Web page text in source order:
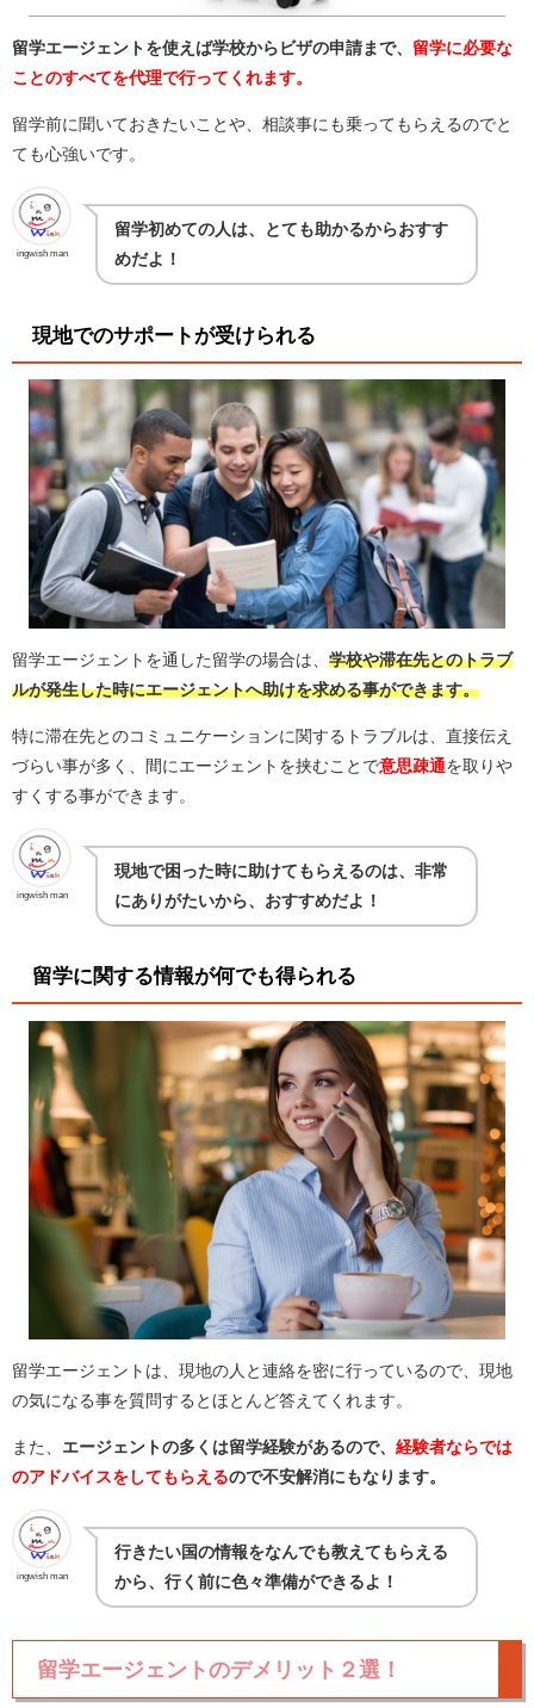
留学エージェントを使えば学校からビザの申請まで、 留学に必要な
ことのすべてを代理で行ってくれます。
留学前に聞いておきたいことや、相談事にも乗ってもらえるのでと
ても心強いです。
ingwish man
留学初めての人は、とても助かるからおすす
めだよ！
現地でのサポートが受けられる
留学エージェントを通した留学の場合は、 学校や滞在先とのトラブ
ルが発生した時にエージェントへ助けを求める事ができます。
特に滞在先とのコミュニケーションに関するトラブルは、直接伝え
づらい事が多く、間にエージェントを挟むことで意思疎通を取りや
すくする事ができます。
ingwish man
現地で困った時に助けてもらえるのは、非常
にありがたいから、おすすめだよ！
留学に関する情報が何でも得られる
留学エージェントは、現地の人と連絡を密に行っているので、現地
の気になる事を質問するとほとんど答えてくれます。
また、 エージェントの多くは留学経験があるので、 経験者ならでは
のアドバイスをしてもらえるので不安解消にもなります。
ingwish man
行きたい国の情報をなんでも教えてもらえる
から、行く前に色々準備ができるよ！
留学エージェントのデメリット２選！